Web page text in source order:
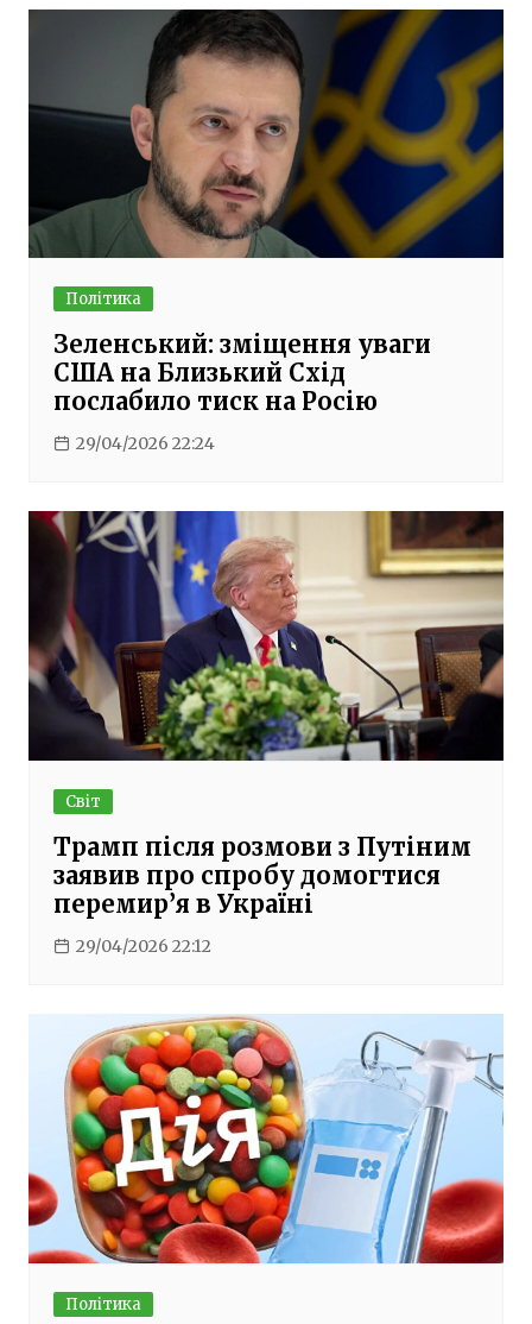
Політика
Зеленський: зміщення уваги
США на Близький Схід
послабило тиск на Росію
29/04/2026 22:24
Світ
Трамп після розмови з Путіним
заявив про спробу домогтися
перемир’я в Україні
29/04/2026 22:12
Політика